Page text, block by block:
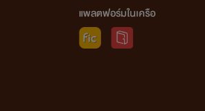
แพลตฟอร์มในเครือ